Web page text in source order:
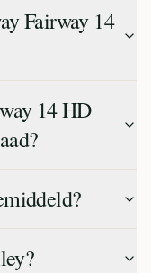
Fairway 14
14 HD